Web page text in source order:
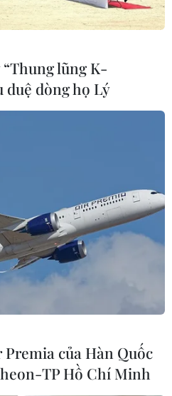
lũng K-
duệ dòng họ Lý
của Hàn Quốc
TP Hồ Chí Minh